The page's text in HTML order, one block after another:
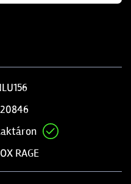
RAGE